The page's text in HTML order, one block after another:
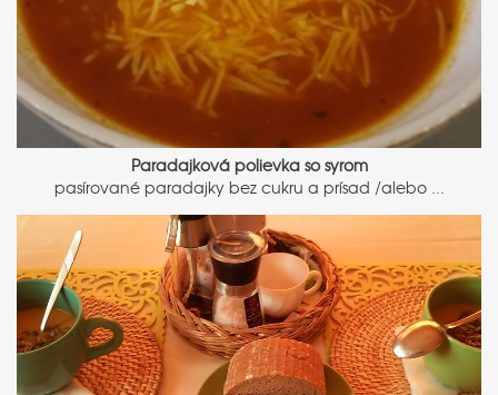
Paradajková polievka so syrom
pasírované paradajky bez cukru a prísad /alebo ...